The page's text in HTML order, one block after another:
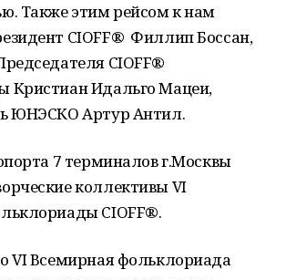
Также этим рейсом к нам
CIOFF®️ Филлип Боссан,
CIOFF®️
Кристиан Идальго Мацеи,
ЮНЭСКО Артур Антил.
7 терминалов г.Москвы
коллективы VI
CIOFF®️.
VI Всемирная фольклориада